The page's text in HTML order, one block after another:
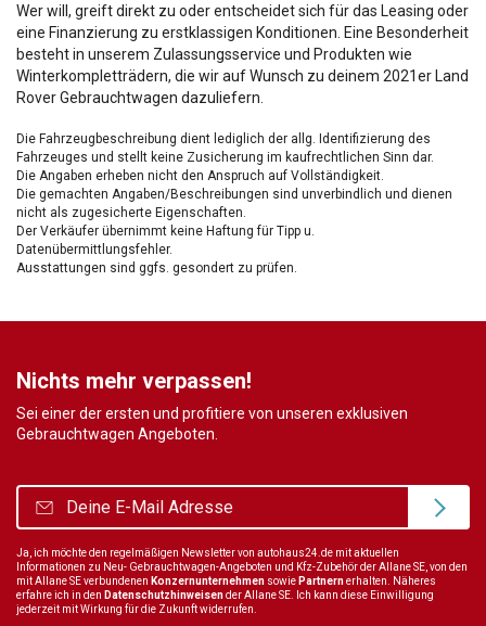
Wer will, greift direkt zu oder entscheidet sich für das Leasing oder
eine Finanzierung zu erstklassigen Konditionen. Eine Besonderheit
besteht in unserem Zulassungsservice und Produkten wie
Winterkompletträdern, die wir auf Wunsch zu deinem 2021er Land
Rover Gebrauchtwagen dazuliefern.
Die Fahrzeugbeschreibung dient lediglich der allg. Identifizierung des
Fahrzeuges und stellt keine Zusicherung im kaufrechtlichen Sinn dar.
Die Angaben erheben nicht den Anspruch auf Vollständigkeit.
Die gemachten Angaben/Beschreibungen sind unverbindlich und dienen
nicht als zugesicherte Eigenschaften.
Der Verkäufer übernimmt keine Haftung für Tipp u.
Datenübermittlungsfehler.
Ausstattungen sind ggfs. gesondert zu prüfen.
Nichts mehr verpassen!
Sei einer der ersten und profitiere von unseren exklusiven
Gebrauchtwagen Angeboten.
Ja, ich möchte den regelmäßigen Newsletter von autohaus24.de mit aktuellen
Informationen zu Neu- Gebrauchtwagen-Angeboten und Kfz-Zubehör der Allane SE, von den
mit Allane SE verbundenen Konzernunternehmen sowie Partnernerhalten. Näheres
erfahre ich in den Datenschutzhinweisender Allane SE. Ich kann diese Einwilligung
jederzeit mit Wirkung für die Zukunft widerrufen.